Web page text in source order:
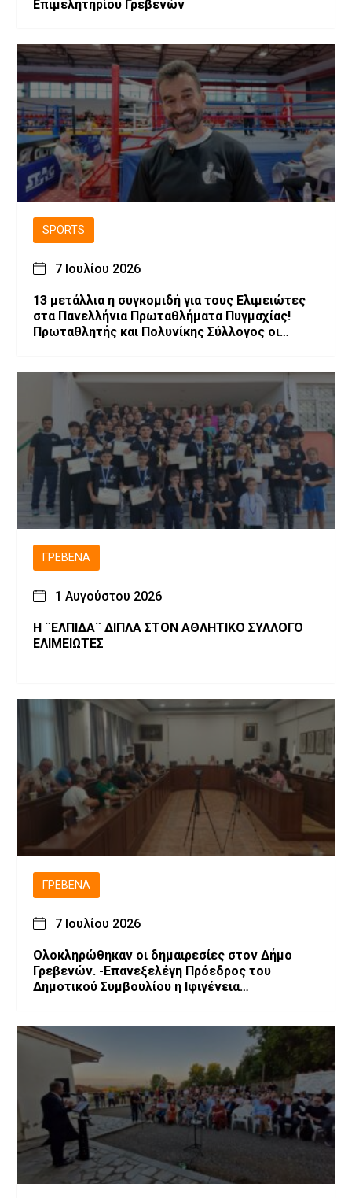
Επιμελητηρίου Γρεβενών
SPORTS
7 Ιουλίου 2026
13 μετάλλια η συγκομιδή για τους Ελιμειώτες
στα Πανελλήνια Πρωταθλήματα Πυγμαχίας!
Πρωταθλητής και Πολυνίκης Σύλλογος οι
ΓΡΕΒΕΝΆ
1 Αυγούστου 2026
Η ¨ΕΛΠΙΔΑ¨ ΔΙΠΛΑ ΣΤΟΝ ΑΘΛΗΤΙΚΟ ΣΥΛΛΟΓΟ
ΕΛΙΜΕΙΩΤΕΣ
ΓΡΕΒΕΝΆ
7 Ιουλίου 2026
Ολοκληρώθηκαν οι δημαιρεσίες στον Δήμο
Γρεβενών. -Επανεξελέγη Πρόεδρος του
Δημοτικού Συμβουλίου η Ιφιγένεια